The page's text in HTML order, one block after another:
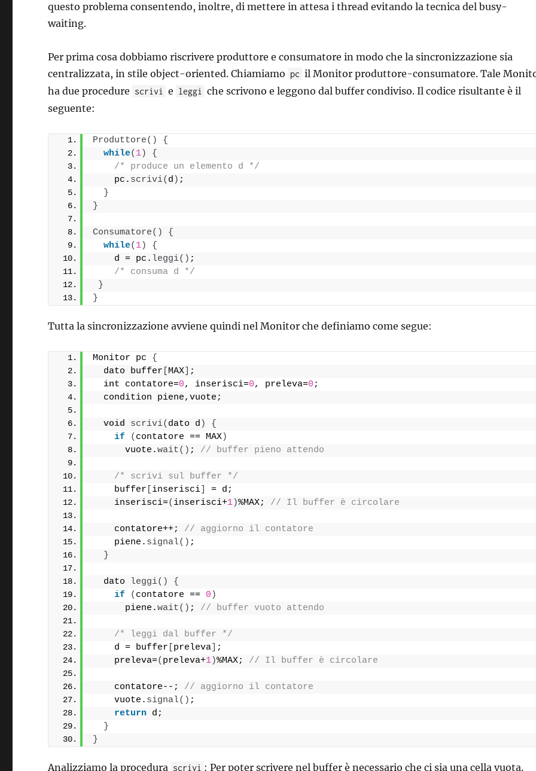
questo problema consentendo, inoltre, di mettere in attesa i thread evitando la tecnica del busy-
waiting.
Per prima cosa dobbiamo riscrivere produttore e consumatore in modo che la sincronizzazione sia
centralizzata, in stile object-oriented. Chiamiamo pc il Monitor produttore-consumatore. Tale
ha due procedure scrivi e leggi
che scrivono e leggono dal buffer condiviso. Il codice risultante è il
seguente:
Produttore()
{
while( 1)
{
/* produce un elemento d */
    pc.
scrivi( d ) ;
}
}
Consumatore()
{
while( 1)
{
    d = pc.
leggi() ;
/* consuma d */
}
}
Tutta la sincronizzazione avviene quindi nel Monitor che definiamo come segue:
Monitor pc {
  dato buffer
MAX
;
int contatore=0, inserisci=0, preleva=0 ;
  condition piene,vuote;
void scrivi( dato d )
{
if
( contatore == MAX)
      vuote.
wait() ; // buffer pieno attendo
/* scrivi sul buffer */
    buffer
inserisci
= d;
    inserisci=
( inserisci+1)%MAX; // Il buffer è circolare
    contatore++;
// aggiorno il contatore
    piene.
signal() ;
}
  dato
leggi()
{
if
( contatore == 0 )
      piene.
wait() ; // buffer vuoto attendo
/* leggi dal buffer */
    d = buffer
preleva
;
    preleva=
( preleva+1)%MAX; // Il buffer è circolare
    contatore--;
// aggiorno il contatore
    vuote.
signal() ;
return d;
}
}
Analizziamo la procedura scrivi : Per poter scrivere nel buffer è necessario che ci sia una cella vuota.